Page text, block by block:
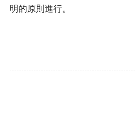
明的原則進行。